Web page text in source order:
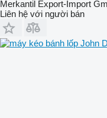
Merkantil Export-Import
Liên hệ với người bán